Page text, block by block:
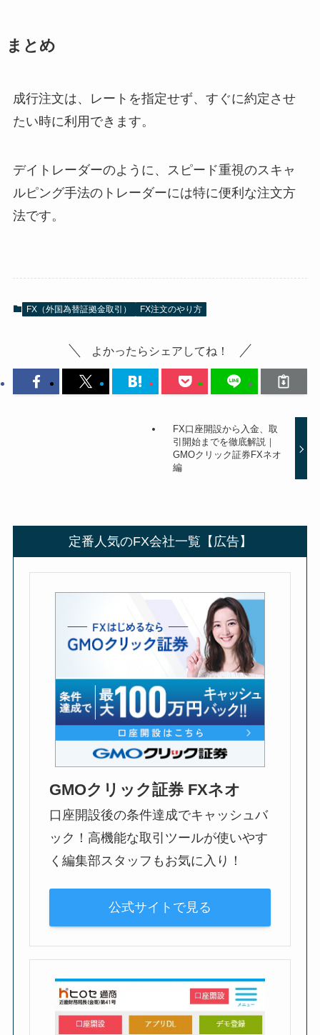
まとめ
成行注文は、レートを指定せず、すぐに約定させ
たい時に利用できます。
デイトレーダーのように、スピード重視のスキャ
ルピング手法のトレーダーには特に便利な注文方
法です。
FX（外国為替証拠金取引） FX注文のやり方
よかったらシェアしてね！
FX口座開設から入金、取
引開始までを徹底解説｜
GMOクリック証券FXネオ
編
定番人気のFX会社一覧【広告】
GMOクリック証券 FXネオ
口座開設後の条件達成でキャッシュバ
ック！高機能な取引ツールが使いやす
く編集部スタッフもお気に入り！
公式サイトで見る